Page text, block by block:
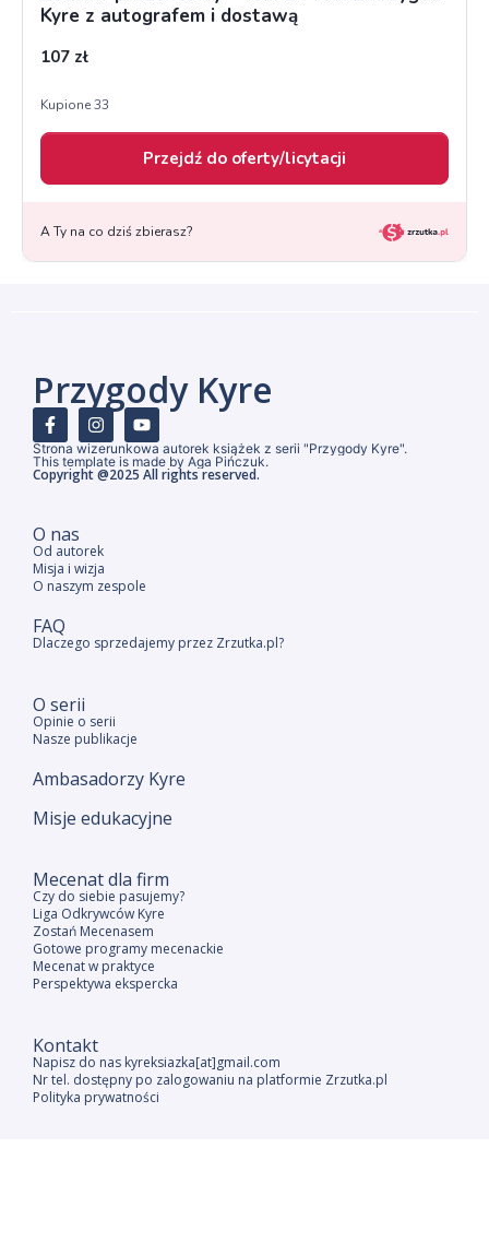
Przygody Kyre
Strona wizerunkowa autorek książek z serii "Przygody Kyre".
This template is made by Aga Pińczuk.
Copyright @2025 All rights reserved.
O nas
Od autorek
Misja i wizja
O naszym zespole
FAQ
Dlaczego sprzedajemy przez Zrzutka.pl?
O serii
Opinie o serii
Nasze publikacje
Ambasadorzy Kyre
Misje edukacyjne
Mecenat dla firm
Czy do siebie pasujemy?
Liga Odkrywców Kyre
Zostań Mecenasem
Gotowe programy mecenackie
Mecenat w praktyce
Perspektywa ekspercka
Kontakt
Napisz do nas kyreksiazka[at]gmail.com
Nr tel. dostępny po zalogowaniu na platformie Zrzutka.pl
Polityka prywatności